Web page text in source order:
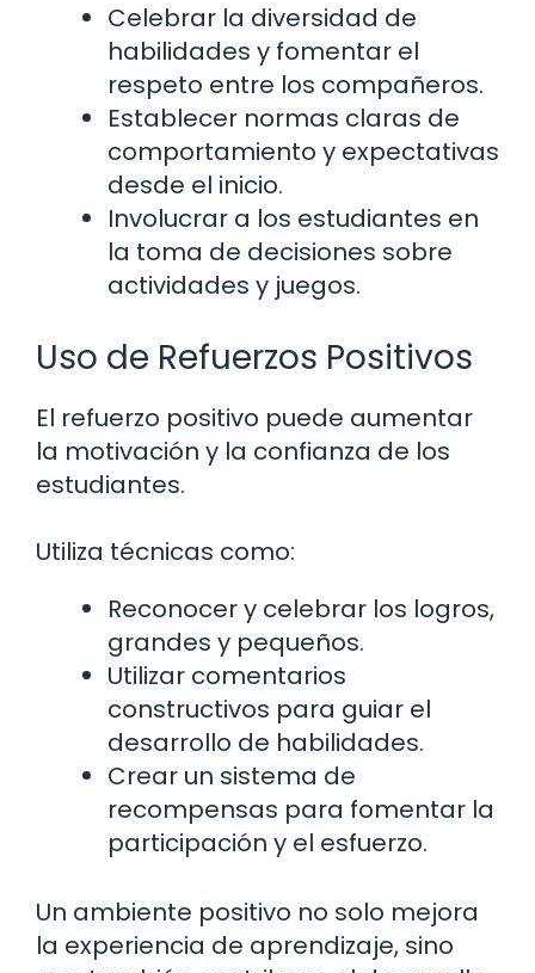
Celebrar la diversidad de
habilidades y fomentar el
respeto entre los compañeros.
Establecer normas claras de
comportamiento y expectativas
desde el inicio.
Involucrar a los estudiantes en
la toma de decisiones sobre
actividades y juegos.
Uso de Refuerzos Positivos
El refuerzo positivo puede aumentar
la motivación y la confianza de los
estudiantes.
Utiliza técnicas como:
Reconocer y celebrar los logros,
grandes y pequeños.
Utilizar comentarios
constructivos para guiar el
desarrollo de habilidades.
Crear un sistema de
recompensas para fomentar la
participación y el esfuerzo.
Un ambiente positivo no solo mejora
la experiencia de aprendizaje, sino